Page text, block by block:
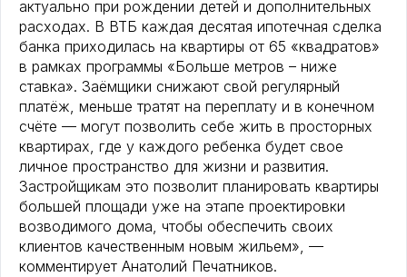
актуально при рождении детей и дополнительных
расходах. В ВТБ каждая десятая ипотечная сделка
банка приходилась на квартиры от 65 «квадратов»
в рамках программы «Больше метров – ниже
ставка». Заёмщики снижают свой регулярный
платёж, меньше тратят на переплату и в конечном
счёте — могут позволить себе жить в просторных
квартирах, где у каждого ребенка будет свое
личное пространство для жизни и развития.
Застройщикам это позволит планировать квартиры
большей площади уже на этапе проектировки
возводимого дома, чтобы обеспечить своих
клиентов качественным новым жильем», —
комментирует Анатолий Печатников.